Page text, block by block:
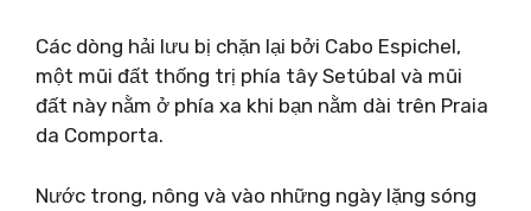
Các dòng hải lưu bị chặn lại bởi Cabo Espichel,
một mũi đất thống trị phía tây Setúbal và mũi
đất này nằm ở phía xa khi bạn nằm dài trên Praia
da Comporta.
Nước trong, nông và vào những ngày lặng sóng